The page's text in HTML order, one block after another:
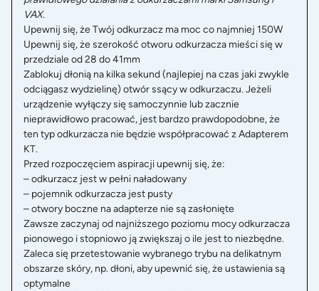
VAX.
Upewnij się, że Twój odkurzacz ma moc co najmniej 150W
Upewnij się, że szerokość otworu odkurzacza mieści się w
przedziale od 28 do 41mm
Zablokuj dłonią na kilka sekund (najlepiej na czas jaki zwykle
odciągasz wydzielinę) otwór ssący w odkurzaczu. Jeżeli
urządzenie wyłączy się samoczynnie lub zacznie
nieprawidłowo pracować, jest bardzo prawdopodobne, że
ten typ odkurzacza nie będzie współpracować z Adapterem
KT.
Przed rozpoczęciem aspiracji upewnij się, że:
– odkurzacz jest w pełni naładowany
– pojemnik odkurzacza jest pusty
– otwory boczne na adapterze nie są zasłonięte
Zawsze zaczynaj od najniższego poziomu mocy odkurzacza
pionowego i stopniowo ją zwiększaj o ile jest to niezbędne.
Zaleca się przetestowanie wybranego trybu na delikatnym
obszarze skóry, np. dłoni, aby upewnić się, że ustawienia są
optymalne